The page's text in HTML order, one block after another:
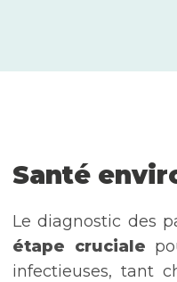
Santé
Le diagnostic des
étape cruciale
infectieuses, tant